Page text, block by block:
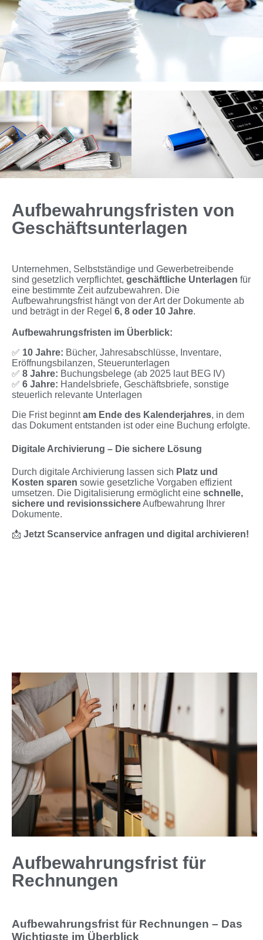
Aufbewahrungsfristen von
Geschäftsunterlagen
Unternehmen, Selbstständige und Gewerbetreibende
sind gesetzlich verpflichtet, geschäftliche Unterlagen für
eine bestimmte Zeit aufzubewahren. Die
Aufbewahrungsfrist hängt von der Art der Dokumente ab
und beträgt in der Regel 6, 8 oder 10 Jahre.
Aufbewahrungsfristen im Überblick:
✅ 10 Jahre: Bücher, Jahresabschlüsse, Inventare,
Eröffnungsbilanzen, Steuerunterlagen
✅ 8 Jahre: Buchungsbelege (ab 2025 laut BEG IV)
✅ 6 Jahre: Handelsbriefe, Geschäftsbriefe, sonstige
steuerlich relevante Unterlagen
Die Frist beginntam Ende des Kalenderjahres, in dem
das Dokument entstanden ist oder eine Buchung erfolgte.
Digitale Archivierung – Die sichere Lösung
Durch digitale Archivierung lassen sich Platz und
Kosten sparen sowie gesetzliche Vorgaben effizient
umsetzen. Die Digitalisierung ermöglicht eine schnelle,
sichere und revisionssichereAufbewahrung Ihrer
Dokumente.
📩 Jetzt Scanservice anfragen und digital archivieren!
Aufbewahrungsfrist für
Rechnungen
Aufbewahrungsfrist für Rechnungen – Das
Wichtigste im Überblick